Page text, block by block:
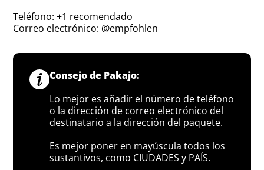
Teléfono: +1 recomendado
Correo electrónico: @empfohlen
Consejo de Pakajo:
Lo mejor es añadir el número de teléfono
o la dirección de correo electrónico del
destinatario a la dirección del paquete.
Es mejor poner en mayúscula todos los
sustantivos, como CIUDADES y PAÍS.